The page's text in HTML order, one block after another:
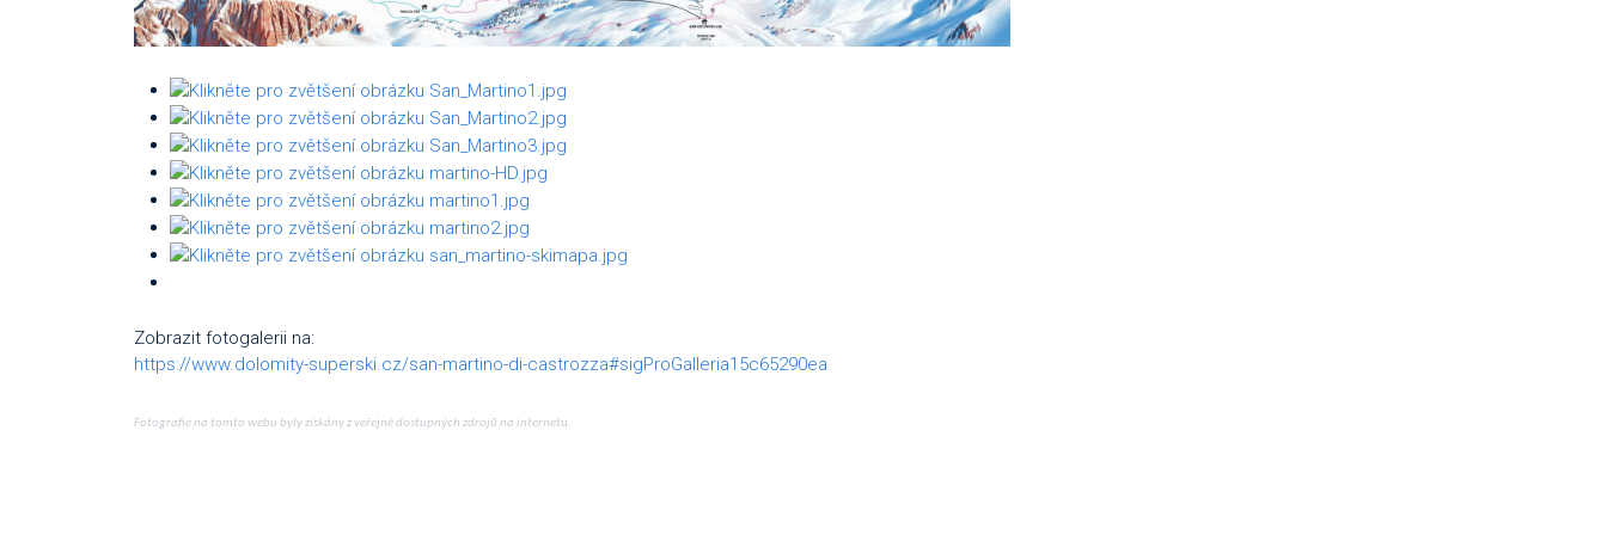
Zobrazit fotogalerii na:
https://www.dolomity-superski.cz/san-martino-di-castrozza#sigProGalleria15c65290ea
Fotografie na tomto webu byly získány z veřejně dostupných zdrojů na internetu.